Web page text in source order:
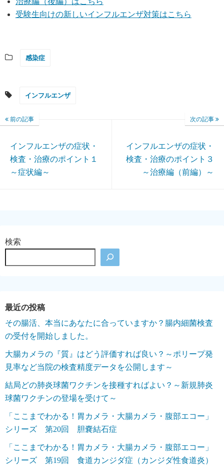
受験生向けの新しいインフルエンザ対策はこちら
感染症
インフルエンザ
前の記事
インフルエンザの症状・
検査・治療のポイント１
～症状編～
次の記事
インフルエンザの症状・
検査・治療のポイント３
～治療編（前編）～
検索
その腸活、本当にあなたに合っていますか？腸内細菌検査
の受付を開始しました。
大腸カメラの『質』はどう評価すれば良い？～ポリープ発
見率など当院の検査精度データを公開します～
結局どの肺炎球菌ワクチンを接種すればよい？～新規肺炎
球菌ワクチンの登場を受けて～
「ここまでわかる！胃カメラ・大腸カメラ・腹部エコー」
シリーズ 第20回 胆嚢結石症
「ここまでわかる！胃カメラ・大腸カメラ・腹部エコー」
シリーズ 第19回 食道カンジダ症（カンジダ性食道炎）